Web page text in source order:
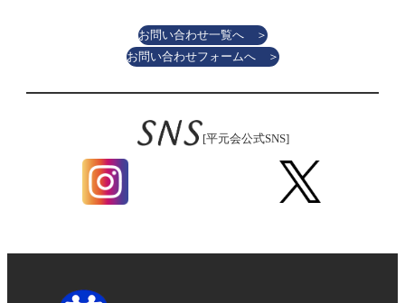
お問い合わせ一覧へ ＞
お問い合わせフォームへ ＞
[平元会公式SNS]